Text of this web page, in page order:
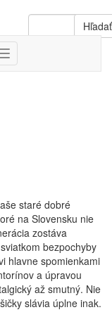
Hľadať
Toggle
Navigation
staré dobré
na Slovensku nie
zostáva
bezpochyby
hlavne spomienkami
a úpravou
až smutný. Nie
slávia úplne inak.